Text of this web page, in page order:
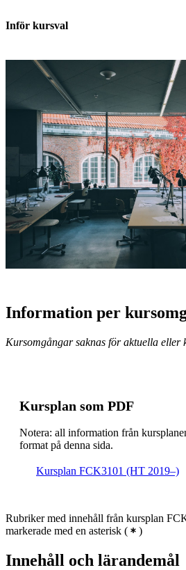
Inför kursval
Information per
Kursomgångar saknas för aktuella eller
Kursplan som PDF
Notera: all information från
format på denna sida.
Kursplan FCK3101 (HT 2019–)
Rubriker med innehåll från kursplan
markerade med en asterisk ( )
Innehåll och lärandemål